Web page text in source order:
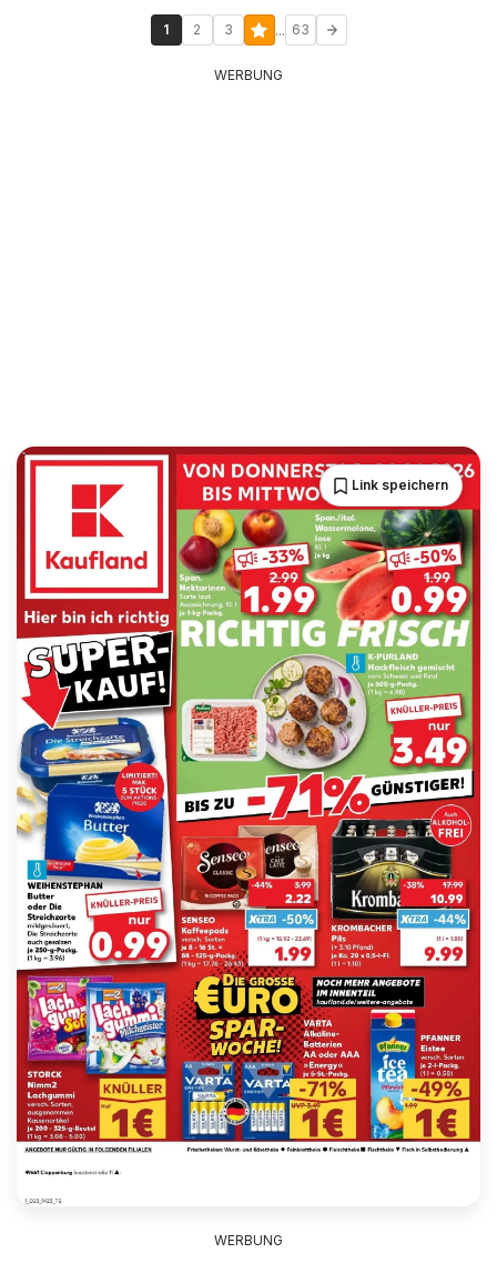
1 2 3 ... 63
WERBUNG
Link speichern
WERBUNG